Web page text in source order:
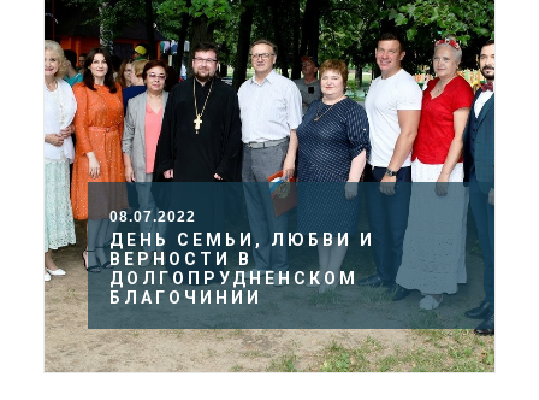
08.07.2022
ДЕНЬ СЕМЬИ, ЛЮБВИ И
ВЕРНОСТИ В
ДОЛГОПРУДНЕНСКОМ
БЛАГОЧИНИИ